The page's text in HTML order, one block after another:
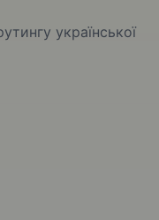
української